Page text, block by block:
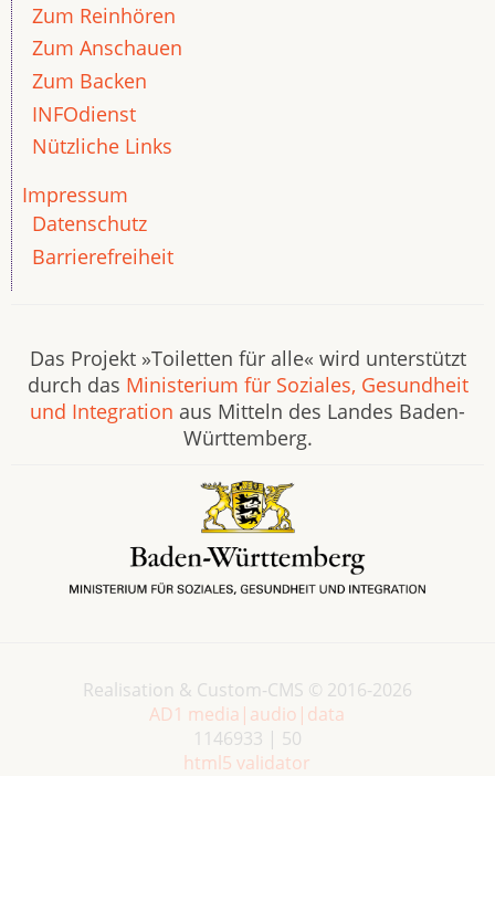
Zum Reinhören
Zum Anschauen
Zum Backen
INFOdienst
Nützliche Links
Impressum
Datenschutz
Barrierefreiheit
Das Projekt »Toiletten für alle« wird unterstützt
durch das Ministerium für Soziales, Gesundheit
und Integration aus Mitteln des Landes Baden-
Württemberg.
Realisation & Custom-CMS © 2016-2026
AD1 media|audio|data
1146933 | 50
html5 validator